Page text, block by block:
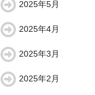
2025年5月
2025年4月
2025年3月
2025年2月